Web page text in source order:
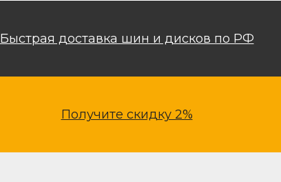
Быстрая доставка шин и дисков по РФ
Получите скидку 2%